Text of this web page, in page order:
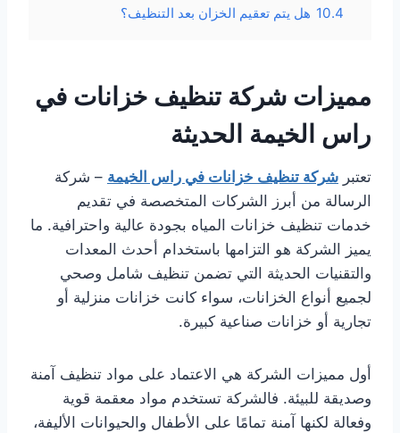
10.4 هل يتم تعقيم الخزان بعد التنظيف؟
مميزات شركة تنظيف خزانات في
راس الخيمة الحديثة
تعتبر شركة تنظيف خزانات في راس الخيمة – شركة
الرسالة من أبرز الشركات المتخصصة في تقديم
خدمات تنظيف خزانات المياه بجودة عالية واحترافية. ما
يميز الشركة هو التزامها باستخدام أحدث المعدات
والتقنيات الحديثة التي تضمن تنظيف شامل وصحي
لجميع أنواع الخزانات، سواء كانت خزانات منزلية أو
تجارية أو خزانات صناعية كبيرة.
أول مميزات الشركة هي الاعتماد على مواد تنظيف آمنة
وصديقة للبيئة. فالشركة تستخدم مواد معقمة قوية
وفعالة لكنها آمنة تمامًا على الأطفال والحيوانات الأليفة،